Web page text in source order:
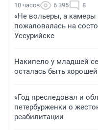
10 часов 6 395 8
«Не вольеры, а
пожаловалась на
Уссурийске
Накипело у младшей
осталась быть
«Год преследовал и
петербурженки о
реабилитации